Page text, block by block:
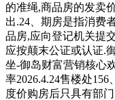
的准绳,商品房的发卖
出.24、期房是指消费
品房,应向登记机关提
应按颠末公证或认证.
坐-御岛财富营销核心
率2026.4.24售楼处
度价购房后只具有部